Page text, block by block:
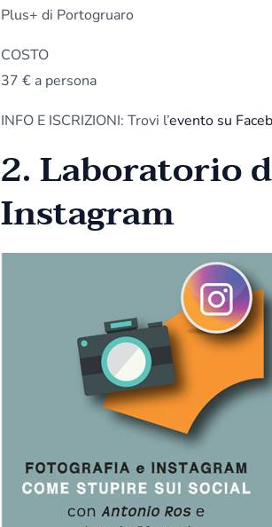
Plus+ di Portogruaro
COSTO
37 € a persona
INFO E ISCRIZIONI: Trovi l’evento su
2.Laboratorio
Instagram